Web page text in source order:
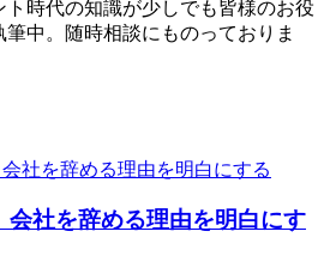
時代の知識が少しでも皆様のお役
中。随時相談にものっておりま
会社を辞める理由を明白にす